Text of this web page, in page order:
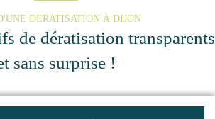
DERATISATION À DIJON
de dératisation transparents
sans surprise !